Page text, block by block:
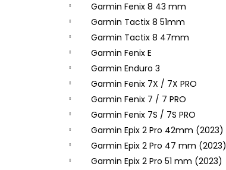
Garmin Fenix 8 43 mm
Garmin Tactix 8 51mm
Garmin Tactix 8 47mm
Garmin Fenix E
Garmin Enduro 3
Garmin Fenix 7X / 7X PRO
Garmin Fenix 7 / 7 PRO
Garmin Fenix 7S / 7S PRO
Garmin Epix 2 Pro 42mm (2023)
Garmin Epix 2 Pro 47 mm (2023)
Garmin Epix 2 Pro 51 mm (2023)